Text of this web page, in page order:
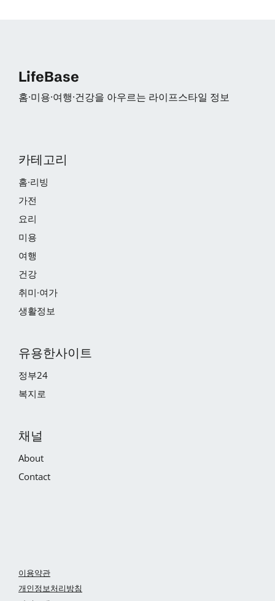
LifeBase
홈·미용·여행·건강을 아우르는 라이프스타일 정보
카테고리
홈·리빙
가전
요리
미용
여행
건강
취미·여가
생활정보
유용한사이트
정부24
복지로
채널
About
Contact
이용약관
개인정보처리방침